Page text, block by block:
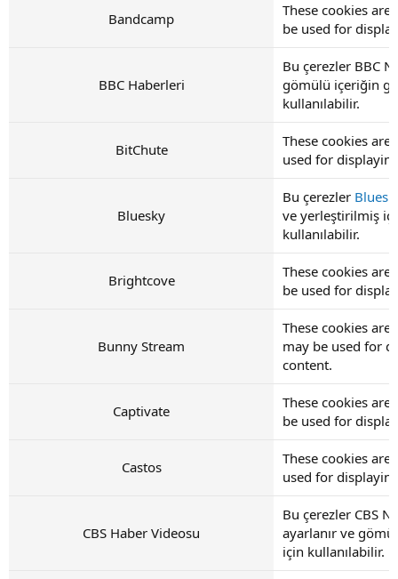
Bandcamp
These cookies
be used for
BBC Haberleri
Bu çerezler BBC
gömülü içeriğin
kullanılabilir.
BitChute
These cookies
used for
Bluesky
Bu çerezler
ve yerleştirilmiş
kullanılabilir.
Brightcove
These cookies
be used for
Bunny Stream
These cookies
may be used for
content.
Captivate
These cookies are
be used for
Castos
These cookies are
used for
CBS Haber Videosu
Bu çerezler CBS
ayarlanır ve
için kullanılabilir.